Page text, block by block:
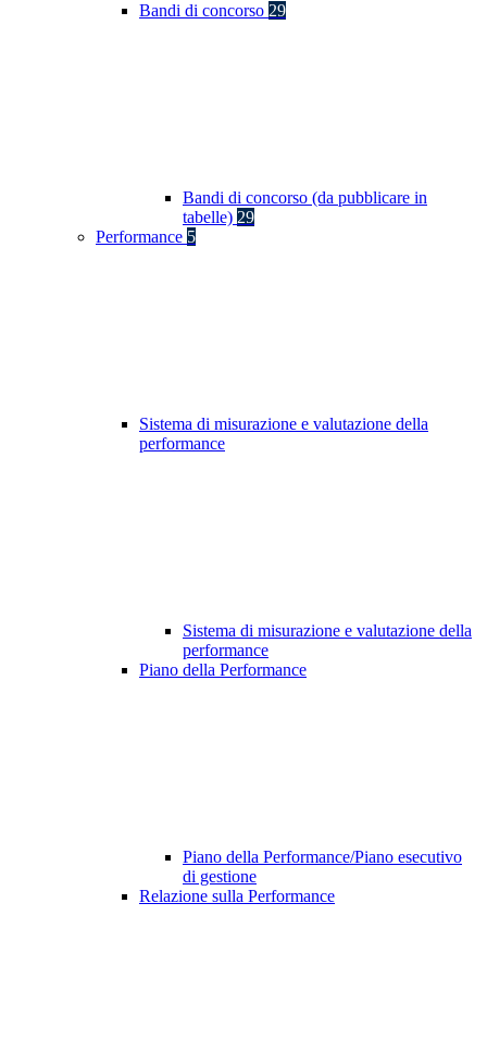
Bandi di concorso 29
Bandi di concorso (da pubblicare in
tabelle) 29
Performance 5
Sistema di misurazione e valutazione della
performance
Sistema di misurazione e valutazione della
performance
Piano della Performance
Piano della Performance/Piano esecutivo
di gestione
Relazione sulla Performance